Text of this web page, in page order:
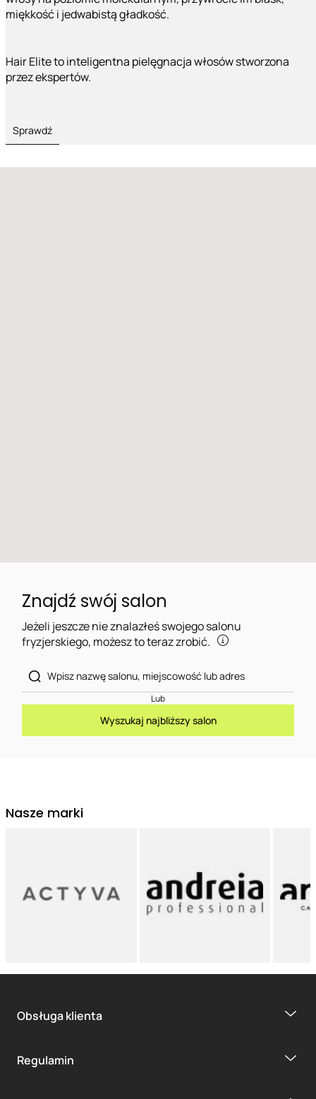
miękkość i jedwabistą gładkość.
Hair Elite to inteligentna pielęgnacja włosów stworzona
przez ekspertów.
Sprawdź
Znajdź swój salon
Jeżeli jeszcze nie znalazłeś swojego salonu
fryzjerskiego, możesz to teraz zrobić.
Lub
Wyszukaj najbliższy salon
Nasze marki
Obsługa klienta
Regulamin